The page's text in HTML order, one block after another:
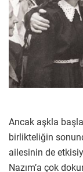
Ancak aşkla
birlikteliğin
ailesinin de
Nazım’a çok